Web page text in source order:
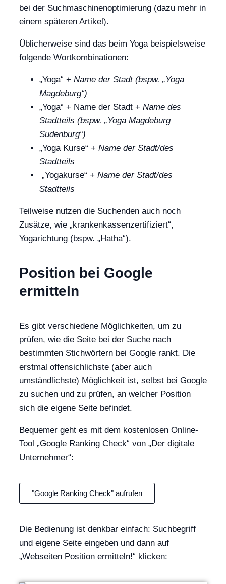
bei der Suchmaschinenoptimierung (dazu mehr in
einem späteren Artikel).
Üblicherweise sind das beim Yoga beispielsweise
folgende Wortkombinationen:
„Yoga“ + Name der Stadt (bspw. „Yoga
Magdeburg“)
„Yoga“ + Name der Stadt + Name des
Stadtteils (bspw. „Yoga Magdeburg
Sudenburg“)
„Yoga Kurse“ + Name der Stadt/des
Stadtteils
„Yogakurse“ + Name der Stadt/des
Stadtteils
Teilweise nutzen die Suchenden auch noch
Zusätze, wie „krankenkassenzertifiziert“,
Yogarichtung (bspw. „Hatha“).
Position bei Google
ermitteln
Es gibt verschiedene Möglichkeiten, um zu
prüfen, wie die Seite bei der Suche nach
bestimmten Stichwörtern bei Google rankt. Die
erstmal offensichlichste (aber auch
umständlichste) Möglichkeit ist, selbst bei Google
zu suchen und zu prüfen, an welcher Position
sich die eigene Seite befindet.
Bequemer geht es mit dem kostenlosen Online-
Tool „Google Ranking Check“ von „Der digitale
Unternehmer“:
"Google Ranking Check" aufrufen
Die Bedienung ist denkbar einfach: Suchbegriff
und eigene Seite eingeben und dann auf
„Webseiten Position ermitteln!“ klicken: